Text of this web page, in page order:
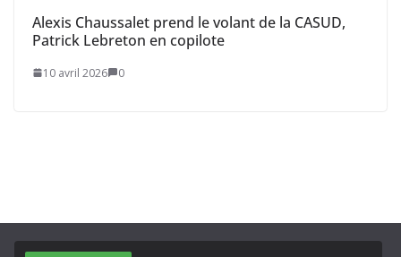
Alexis Chaussalet prend le volant de la CASUD,
Patrick Lebreton en copilote
10 avril 2026 0